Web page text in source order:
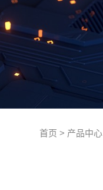
首页 > 产品中心